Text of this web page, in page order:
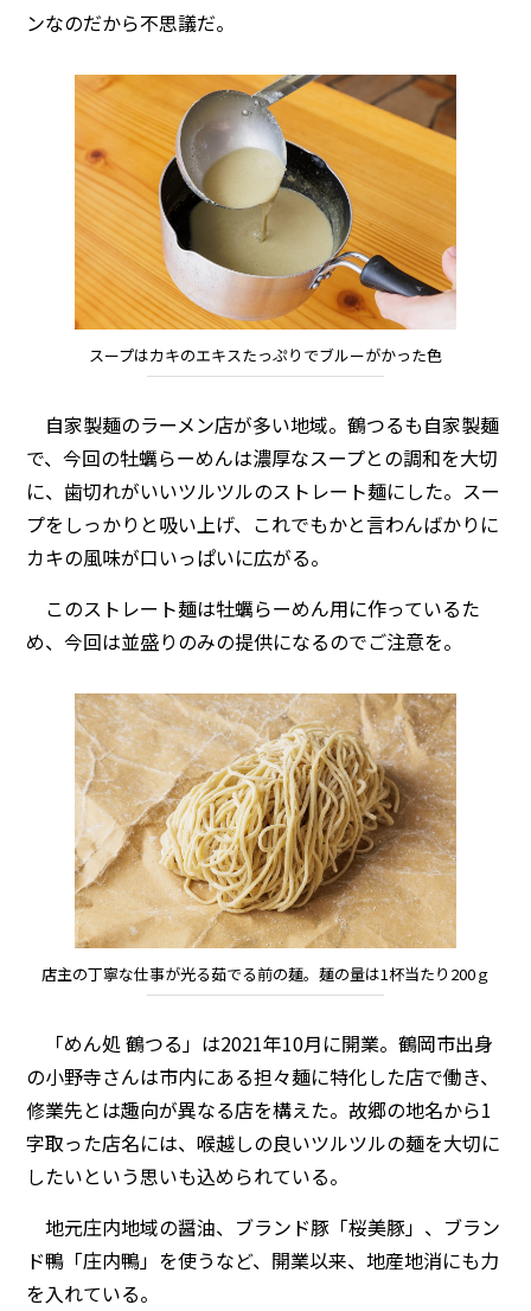
ンなのだから不思議だ。
スープはカキのエキスたっぷりでブルーがかった色
自家製麺のラーメン店が多い地域。鶴つるも自家製麺
で、今回の牡蠣らーめんは濃厚なスープとの調和を大切
に、歯切れがいいツルツルのストレート麺にした。スー
プをしっかりと吸い上げ、これでもかと言わんばかりに
カキの風味が口いっぱいに広がる。
このストレート麺は牡蠣らーめん用に作っているた
め、今回は並盛りのみの提供になるのでご注意を。
店主の丁寧な仕事が光る茹でる前の麺。麺の量は1杯当たり200ｇ
「めん処 鶴つる」は2021年10月に開業。鶴岡市出身
の小野寺さんは市内にある担々麺に特化した店で働き、
修業先とは趣向が異なる店を構えた。故郷の地名から1
字取った店名には、喉越しの良いツルツルの麺を大切に
したいという思いも込められている。
地元庄内地域の醤油、ブランド豚「桜美豚」、ブラン
ド鴨「庄内鴨」を使うなど、開業以来、地産地消にも力
を入れている。